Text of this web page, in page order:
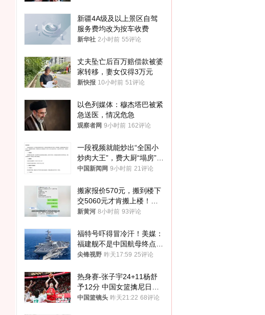
新疆4A级及以上景区自驾
服务费均改为按车收费
新华社 2小时前 55评论
丈夫坠亡后百万赔偿款被婆
家转移，妻女仅得3万元
新快报 10小时前 51评论
以色列媒体：穆杰塔巴被紧
急送医，情况危急
观察者网 9小时前 162评论
一段视频就能炒出“全国小
炒肉大王”，费大厨“塌房”了
吗？
中国新闻网 9小时前 21评论
搬家报价570元，搬到楼下
交5060元才肯搬上楼！女
子傻眼了……
新黄河 8小时前 93评论
福特号吓得冒冷汗！美媒：
福建舰不是中国航母终点，
而是新起点！
尖锋视野 昨天17:59 25评论
热身赛-张子宇24+11杨舒
予12分 中国女篮擒尼日利
亚
中国篮镜头 昨天21:22 68评论